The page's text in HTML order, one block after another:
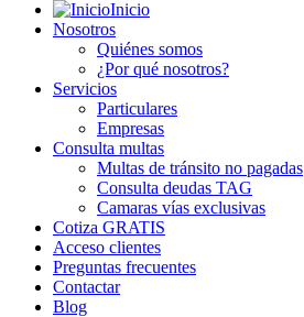
Inicio
Nosotros
Quiénes somos
¿Por qué nosotros?
Servicios
Particulares
Empresas
Consulta multas
Multas de tránsito no pagadas
Consulta deudas TAG
Camaras vías exclusivas
Cotiza GRATIS
Acceso clientes
Preguntas frecuentes
Contactar
Blog